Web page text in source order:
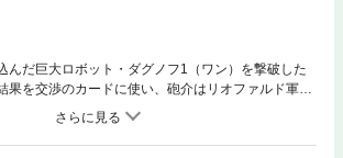
んだ巨大ロボット・ダグノフ1（ワン）を撃破した
果を交渉のカードに使い、砲介はリオファルド軍と
成功する。次に砲介が行なったのは「英雄作戦」。
・勇華（いさか）の分身が孫・砲一に変身して、人
行ないカリスマに仕立てるというものだった。だ